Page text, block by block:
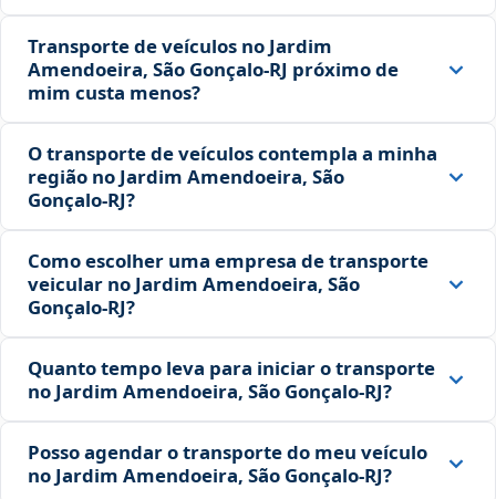
Transporte de veículos no Jardim
Amendoeira, São Gonçalo‑RJ próximo de
mim custa menos?
O transporte de veículos contempla a minha
região no Jardim Amendoeira, São
Gonçalo‑RJ?
Como escolher uma empresa de transporte
veicular no Jardim Amendoeira, São
Gonçalo‑RJ?
Quanto tempo leva para iniciar o transporte
no Jardim Amendoeira, São Gonçalo‑RJ?
Posso agendar o transporte do meu veículo
no Jardim Amendoeira, São Gonçalo‑RJ?